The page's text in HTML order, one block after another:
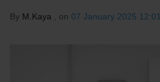
By M.Kaya , on 07 January 2025 12:01